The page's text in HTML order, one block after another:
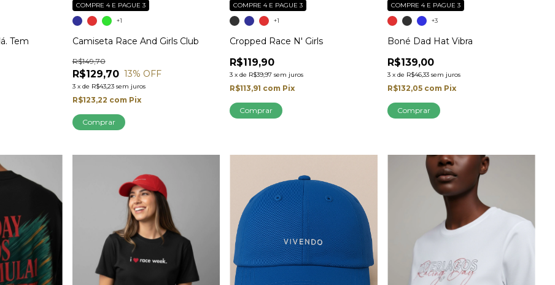
Tem
Camiseta Race And Girls Club
R$129,70
R$149,70
13% OFF
3 x de R$43,23 sem juros
COMPRE 4 E PAGUE 3
R$123,22 com Pix
+1
Comprar
Cropped Race N' Girls
R$119,90
3 xde R$39,97 sem juros
COMPRE 4 E PAGUE 3
R$113,91 com Pix
+1
Comprar
Boné Dad Hat Vibra
R$139,00
3 xde R$46,33 sem juros
COMPRE 4 E PAGUE 3
R$132,05 com Pix
+3
Comprar